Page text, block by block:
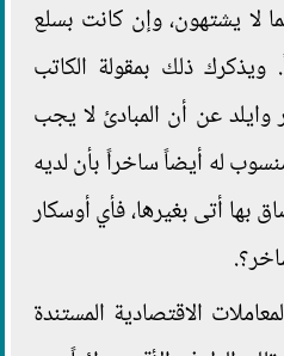
لا يشتهون، وإن كانت بسلع
ذلك بمقولة الكاتب
وايلد عن أن المبادئ لا يجب
له أيضاً ساخراً بأن لديه
بها أتى بغيرها، فأي أوسكار
الاقتصادية المستندة